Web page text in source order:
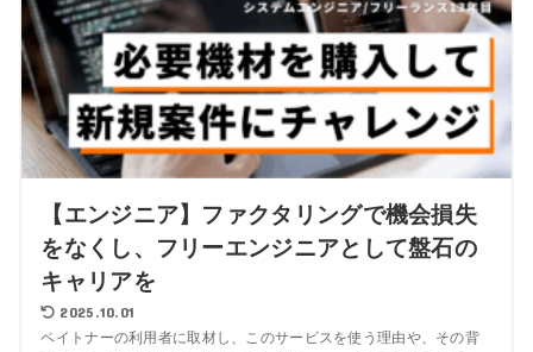
【エンジニア】ファクタリングで機会損失
をなくし、フリーエンジニアとして盤石の
キャリアを
2025.10.01
ペイトナーの利用者に取材し、このサービスを使う理由や、その背